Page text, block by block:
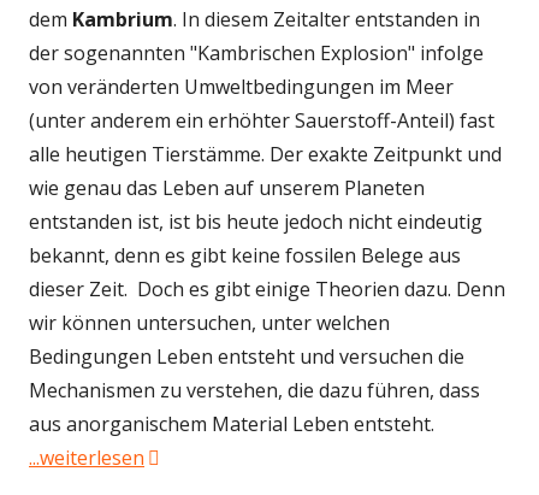
dem Kambrium. In diesem Zeitalter entstanden in
der sogenannten "Kambrischen Explosion" infolge
von veränderten Umweltbedingungen im Meer
(unter anderem ein erhöhter Sauerstoff-Anteil) fast
alle heutigen Tierstämme. Der exakte Zeitpunkt und
wie genau das Leben auf unserem Planeten
entstanden ist, ist bis heute jedoch nicht eindeutig
bekannt, denn es gibt keine fossilen Belege aus
dieser Zeit. Doch es gibt einige Theorien dazu. Denn
wir können untersuchen, unter welchen
Bedingungen Leben entsteht und versuchen die
Mechanismen zu verstehen, die dazu führen, dass
aus anorganischem Material Leben entsteht.
...weiterlesen "Theorien zur Entstehung des Lebens auf